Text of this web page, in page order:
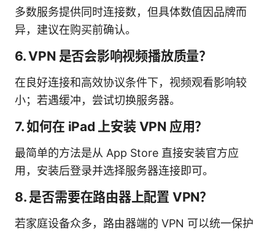
多数服务提供同时连接数，但具体数值因品牌而
异，建议在购买前确认。
6. VPN 是否会影响视频播放质量？
在良好连接和高效协议条件下，视频观看影响较
小；若遇缓冲，尝试切换服务器。
7. 如何在 iPad 上安装 VPN 应用？
最简单的方法是从 App Store 直接安装官方应
用，安装后登录并选择服务器连接即可。
8. 是否需要在路由器上配置 VPN？
若家庭设备众多，路由器端的 VPN 可以统一保护